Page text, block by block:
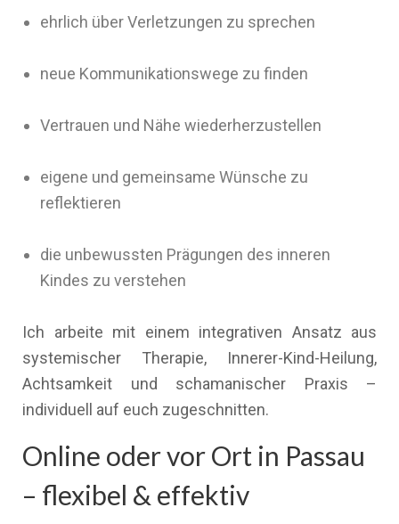
ehrlich über Verletzungen zu sprechen
neue Kommunikationswege zu finden
Vertrauen und Nähe wiederherzustellen
eigene und gemeinsame Wünsche zu
reflektieren
die unbewussten Prägungen des inneren
Kindes zu verstehen
Ich arbeite mit einem integrativen Ansatz aus
systemischer Therapie, Innerer-Kind-Heilung,
Achtsamkeit und schamanischer Praxis –
individuell auf euch zugeschnitten.
Online oder vor Ort in Passau
– flexibel & effektiv